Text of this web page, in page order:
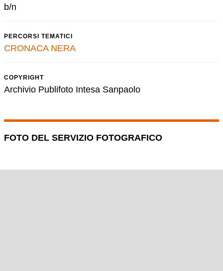
b/n
PERCORSI TEMATICI
CRONACA NERA
COPYRIGHT
Archivio Publifoto Intesa Sanpaolo
FOTO DEL SERVIZIO FOTOGRAFICO